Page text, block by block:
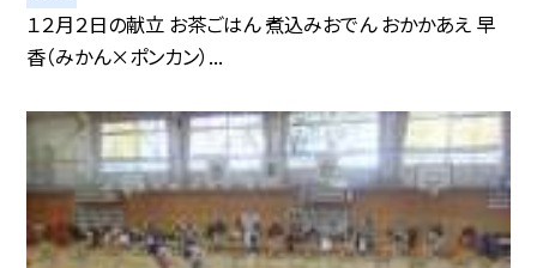
１２月２日の献立 お茶ごはん 煮込みおでん おかかあえ 早
香（みかん×ポンカン）...